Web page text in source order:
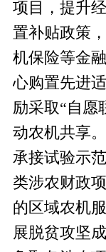
项目，提升
置补贴政策
机保险等金
心购置先进
励采取“自愿
动农机共享
承接试验示
类涉农财政
的区域农机
展脱贫攻坚